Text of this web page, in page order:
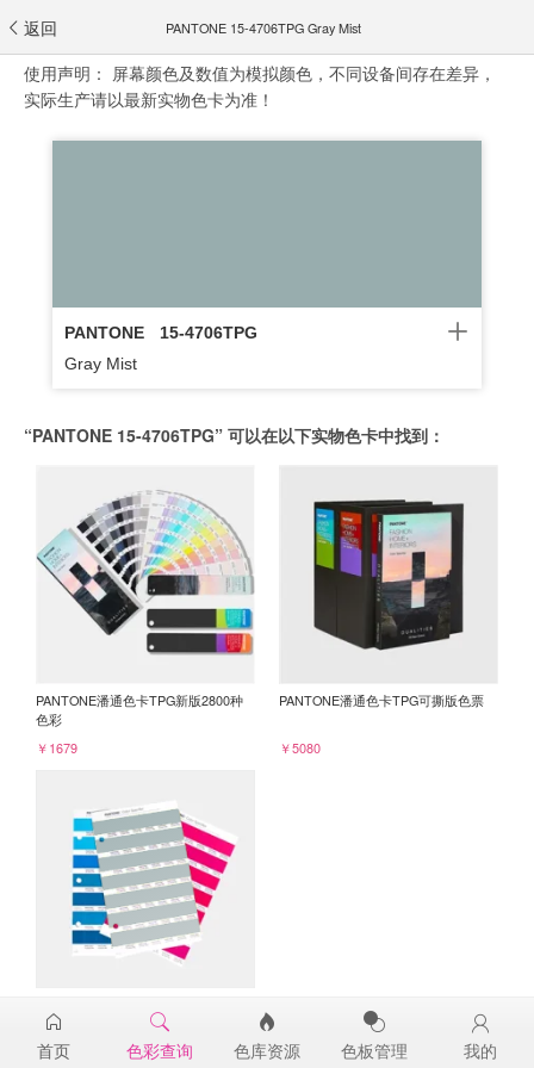
返回 PANTONE 15-4706TPG Gray Mist
使用声明： 屏幕颜色及数值为模拟颜色，不同设备间存在差异，
实际生产请以最新实物色卡为准！
PANTONE
15-4706TPG
Gray Mist
“PANTONE 15-4706TPG” 可以在以下实物色卡中找到：
PANTONE潘通色卡TPG新版2800种
色彩
￥1679
PANTONE潘通色卡TPG可撕版色票
￥5080
15-4706TPG
￥98
首页 色彩查询 色库资源 色板管理 我的